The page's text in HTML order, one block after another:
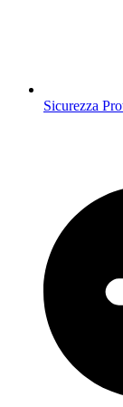
Sicurezza